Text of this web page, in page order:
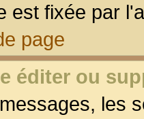
est fixée par
page
éditer ou
les